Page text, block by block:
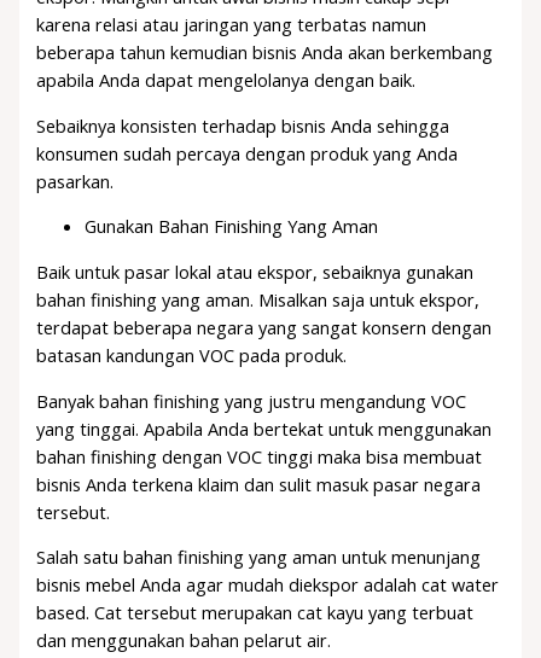
karena relasi atau jaringan yang terbatas namun
beberapa tahun kemudian bisnis Anda akan berkembang
apabila Anda dapat mengelolanya dengan baik.
Sebaiknya konsisten terhadap bisnis Anda sehingga
konsumen sudah percaya dengan produk yang Anda
pasarkan.
Gunakan Bahan Finishing Yang Aman
Baik untuk pasar lokal atau ekspor, sebaiknya gunakan
bahan finishing yang aman. Misalkan saja untuk ekspor,
terdapat beberapa negara yang sangat konsern dengan
batasan kandungan VOC pada produk.
Banyak bahan finishing yang justru mengandung VOC
yang tinggai. Apabila Anda bertekat untuk menggunakan
bahan finishing dengan VOC tinggi maka bisa membuat
bisnis Anda terkena klaim dan sulit masuk pasar negara
tersebut.
Salah satu bahan finishing yang aman untuk menunjang
bisnis mebel Anda agar mudah diekspor adalah cat water
based. Cat tersebut merupakan cat kayu yang terbuat
dan menggunakan bahan pelarut air.